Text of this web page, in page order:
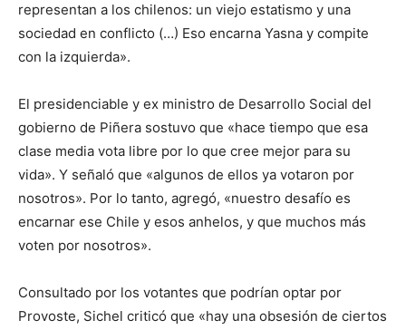
representan a los chilenos: un viejo estatismo y una
sociedad en conflicto (…) Eso encarna Yasna y compite
con la izquierda».
El presidenciable y ex ministro de Desarrollo Social del
gobierno de Piñera sostuvo que «hace tiempo que esa
clase media vota libre por lo que cree mejor para su
vida». Y señaló que «algunos de ellos ya votaron por
nosotros». Por lo tanto, agregó, «nuestro desafío es
encarnar ese Chile y esos anhelos, y que muchos más
voten por nosotros».
Consultado por los votantes que podrían optar por
Provoste, Sichel criticó que «hay una obsesión de ciertos